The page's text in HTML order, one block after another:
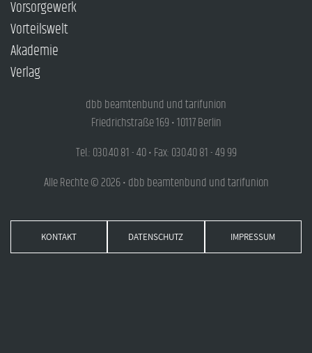
Vorsorgewerk
Vorteilswelt
Akademie
Verlag
dbb beamtenbund und tarifunion
Friedrichstraße 169 • 10117 Berlin
Tel.: 030.40 81 - 40 • Fax: 030.40 81 - 49 99
Alle Rechte © 2026 • dbb beamtenbund und tarifunion
KONTAKT DATENSCHUTZ IMPRESSUM